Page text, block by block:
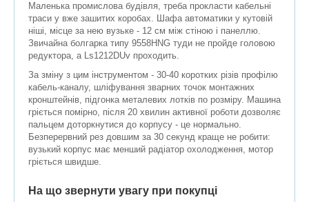
Маленька промислова будівля, треба прокласти кабельні
траси у вже зашитих коробах. Шафа автоматики у кутовій
ніші, місце за нею вузьке - 12 см між стіною і панеллю.
Звичайна болгарка типу 9558HNG туди не пройде головою
редуктора, а Ls1212DUv проходить.
За зміну з цим інструментом - 30-40 коротких різів профілю
кабель-каналу, шліфування зварних точок монтажних
кронштейнів, підгонка металевих лотків по розміру. Машина
гріється помірно, після 20 хвилин активної роботи дозволяє
пальцем доторкнутися до корпусу - це нормально.
Безперервний рез довшим за 30 секунд краще не робити:
вузький корпус має менший радіатор охолодження, мотор
гріється швидше.
На що звернути увагу при покупці